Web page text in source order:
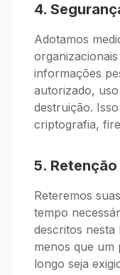
4.
Adotamos
informações
autorizado,
destruição.
criptografia,
5.
Reteremos
tempo
descritos nesta
menos que um
longo seja